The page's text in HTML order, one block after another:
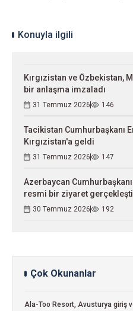
Konuyla ilgili
Kırgızistan ve Özbekistan,
bir anlaşma imzaladı
31 Temmuz 2026 146
Tacikistan Cumhurbaşkanı
Kırgızistan'a geldi
31 Temmuz 2026 147
Azerbaycan
resmi bir ziyaret
30 Temmuz 2026 192
Çok Okunanlar
Ala-Too Resort, Avusturya giriş